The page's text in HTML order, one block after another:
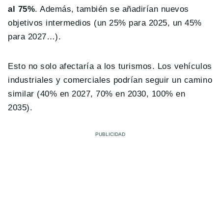
al 75%. Además, también se añadirían nuevos
objetivos intermedios (un 25% para 2025, un 45%
para 2027…).
Esto no solo afectaría a los turismos. Los vehículos
industriales y comerciales podrían seguir un camino
similar (40% en 2027, 70% en 2030, 100% en
2035).